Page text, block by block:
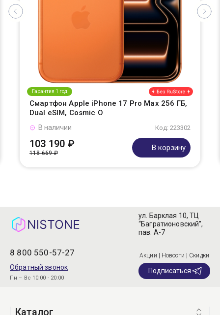
Гарантия 1 год
Смартфон Apple iPhone 17 Pro Max 256 ГБ,
Dual eSIM, Cosmic O
Код: 223302
В наличии
103 190 ₽
118 669 ₽
В корзину
8 800 550-57-27
Обратный звонок
Пн – Вс 10:00 - 20:00
ул. Барклая 10, ТЦ
“Багратионовский”,
пав. А-7
Акции | Новости | Скидки
Подписаться
Каталог